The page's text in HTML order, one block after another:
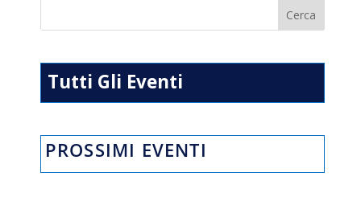
Tutti Gli Eventi
PROSSIMI EVENTI